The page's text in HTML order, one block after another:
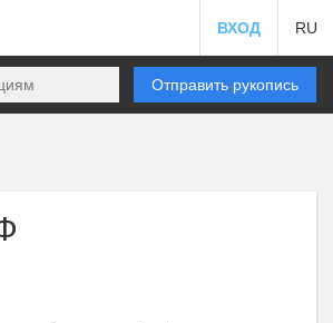
ВХОД RU
Отправить рукопись